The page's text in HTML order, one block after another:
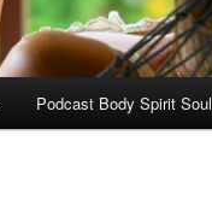
Podcast Body Spirit Soul